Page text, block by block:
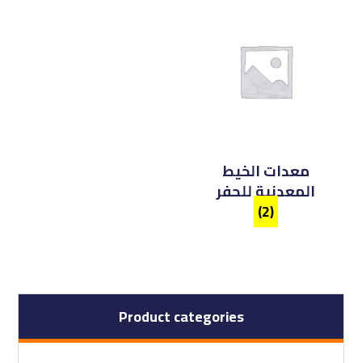
معدات الخيط
المعدنية للحفر
(2)
Product categories